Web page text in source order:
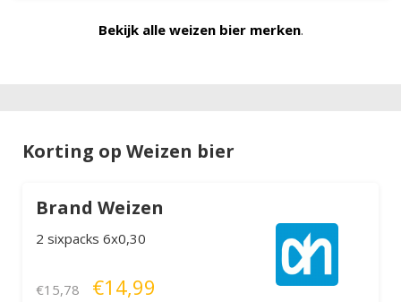
Bekijk alle weizen bier merken.
Korting op Weizen bier
Brand Weizen
2 sixpacks 6x0,30
€15,78 €14,99